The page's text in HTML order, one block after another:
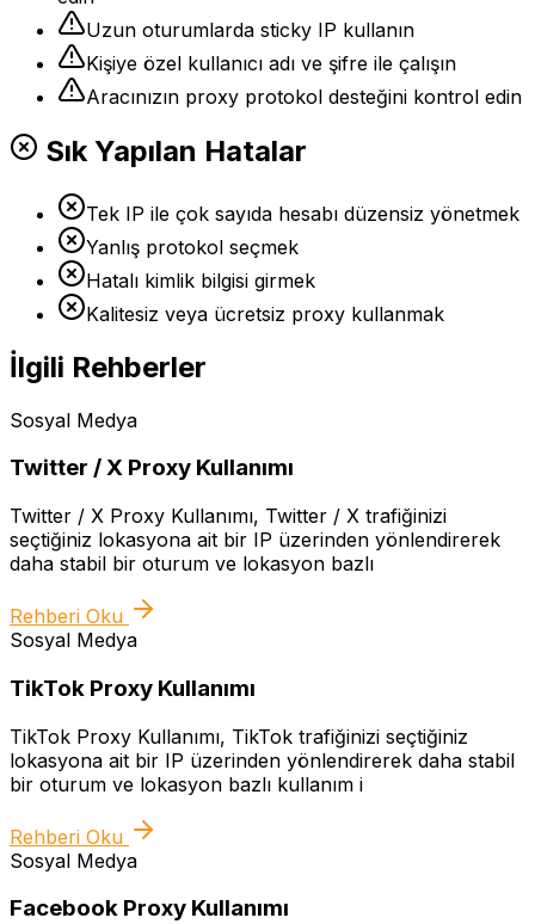
Uzun oturumlarda sticky IP kullanın
Kişiye özel kullanıcı adı ve şifre ile çalışın
Aracınızın proxy protokol desteğini kontrol edin
Sık Yapılan Hatalar
Tek IP ile çok sayıda hesabı düzensiz yönetmek
Yanlış protokol seçmek
Hatalı kimlik bilgisi girmek
Kalitesiz veya ücretsiz proxy kullanmak
İlgili Rehberler
Sosyal Medya
Twitter / X Proxy Kullanımı
Twitter / X Proxy Kullanımı, Twitter / X trafiğinizi
seçtiğiniz lokasyona ait bir IP üzerinden yönlendirerek
daha stabil bir oturum ve lokasyon bazlı
Rehberi Oku
Sosyal Medya
TikTok Proxy Kullanımı
TikTok Proxy Kullanımı, TikTok trafiğinizi seçtiğiniz
lokasyona ait bir IP üzerinden yönlendirerek daha stabil
bir oturum ve lokasyon bazlı kullanım i
Rehberi Oku
Sosyal Medya
Facebook Proxy Kullanımı